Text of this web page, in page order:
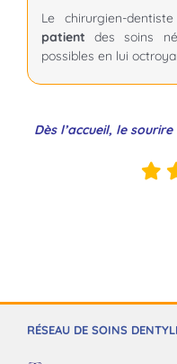
Le chirurgien-dentiste
patient des soins
possibles en lui
Dès l’accueil, le
RÉSEAU DE SOINS